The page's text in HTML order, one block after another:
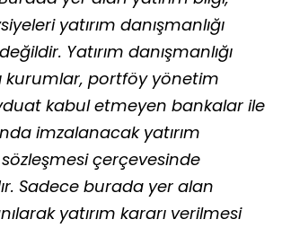
yatırım danışmanlığı
Yatırım danışmanlığı
kurumlar, portföy yönetim
kabul etmeyen bankalar ile
imzalanacak yatırım
sözleşmesi çerçevesinde
Sadece burada yer alan
yatırım kararı verilmesi